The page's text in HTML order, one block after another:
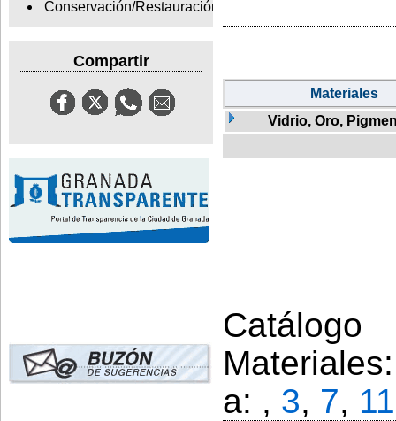
Conservación/Restauración
Compartir
Materiales
Vidrio, Oro,
a: , 3, 7, 11